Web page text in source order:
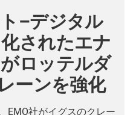
ックの概要
対応製品ライン
介
内容について詳しくご覧